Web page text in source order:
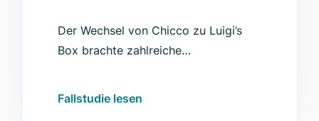
Der Wechsel von Chicco zu Luigi’s
Box brachte zahlreiche
Fallstudie lesen